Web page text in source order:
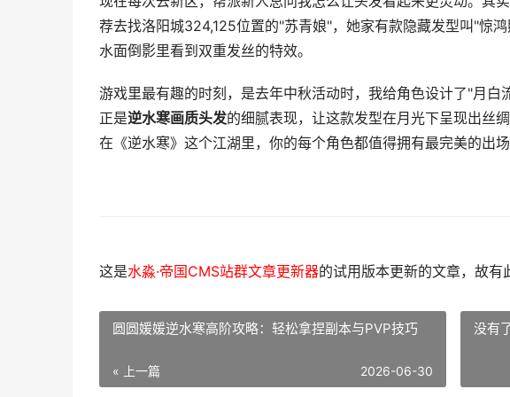
荐去找洛阳城324,125位置的"苏青娘"，她家有款隐藏发型叫"惊
水面倒影里看到双重发丝的特效。
游戏里最有趣的时刻，是去年中秋活动时，我给角色设计了"月
正是逆水寒画质头发的细腻表现，让这款发型在月光下呈现出丝
在《逆水寒》这个江湖里，你的每个角色都值得拥有最完美的出场
这是水淼·帝国CMS站群文章更新器的试用版本更新的文章，故
圆圆媛媛逆水寒高阶攻略：轻松拿捏副本与PVP技巧
« 上一篇 2026-06-30
没有了